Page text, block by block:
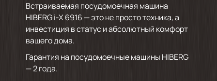
Встраиваемая посудомоечная машина
HIBERG i-X 6916 — это не просто техника, а
инвестиция в статус и абсолютный комфорт
вашего дома.
Гарантия на посудомоечные машины HIBERG
— 2 года.